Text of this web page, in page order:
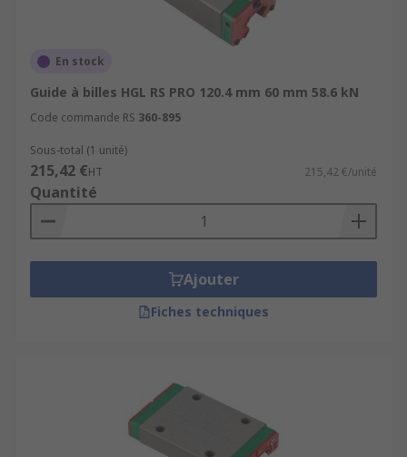
En stock
Guide à billes HGL RS PRO 120.4 mm 60 mm 58.6 kN
Code commande RS 360-895
Sous-total (1 unité)
215,42 €HT 215,42 €/unité
Quantité
Ajouter
Fiches techniques